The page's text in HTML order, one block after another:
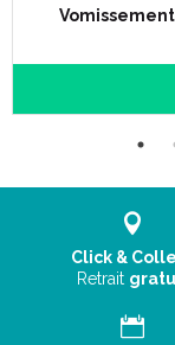
Click &
Retrait